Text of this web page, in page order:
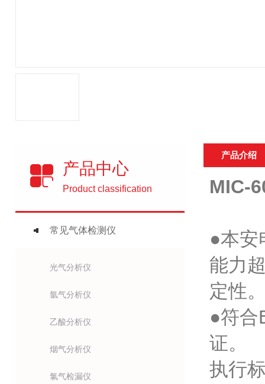
产品中心
Product classification
常见气体检测仪
光气分析仪
氩气分析仪
乙酸分析仪
烟气分析仪
氯气检漏仪
产品介绍
MIC-
●本安
能力
定性
●符合
证。
执行